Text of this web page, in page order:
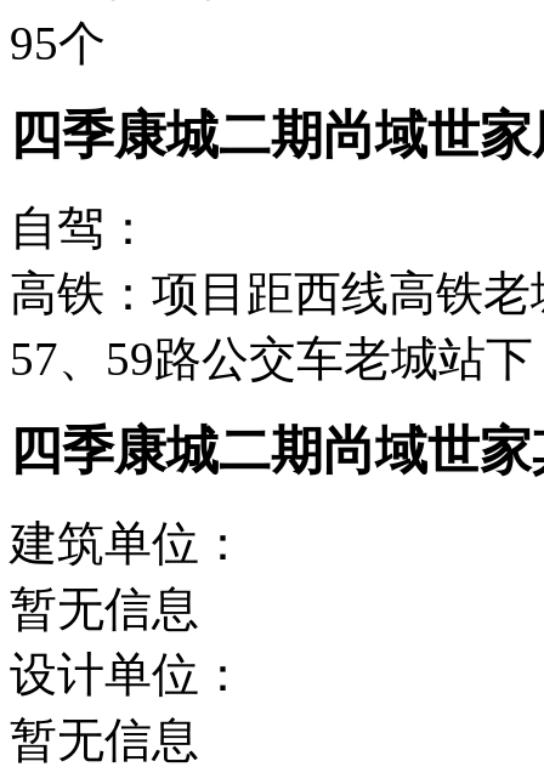
95个
四季康城二期尚域世
自驾：
高铁：项目距西线高铁
57、59路公交车老城站
四季康城二期尚域世
建筑单位：
暂无信息
设计单位：
暂无信息